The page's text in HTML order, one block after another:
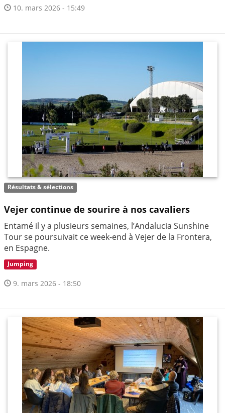
10. mars 2026 - 15:49
Résultats & sélections
Vejer continue de sourire à nos cavaliers
Entamé il y a plusieurs semaines, l’Andalucia Sunshine
Tour se poursuivait ce week-end à Vejer de la Frontera,
en Espagne.
Jumping
9. mars 2026 - 18:50